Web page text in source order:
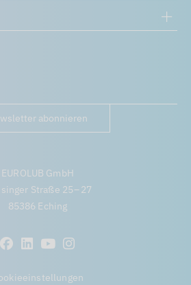
abonnieren
EUROLUB GmbH
Straße 25 – 27
85386 Eching